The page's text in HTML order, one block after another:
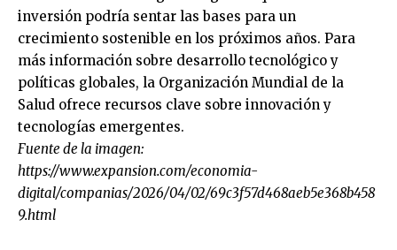
inversión podría sentar las bases para un
crecimiento sostenible en los próximos años. Para
más información sobre desarrollo tecnológico y
políticas globales, la Organización Mundial de la
Salud ofrece recursos clave sobre innovación y
tecnologías emergentes.
Fuente de la imagen:
https://www.expansion.com/economia-
digital/companias/2026/04/02/69c3f57d468aeb5e368b458
9.html